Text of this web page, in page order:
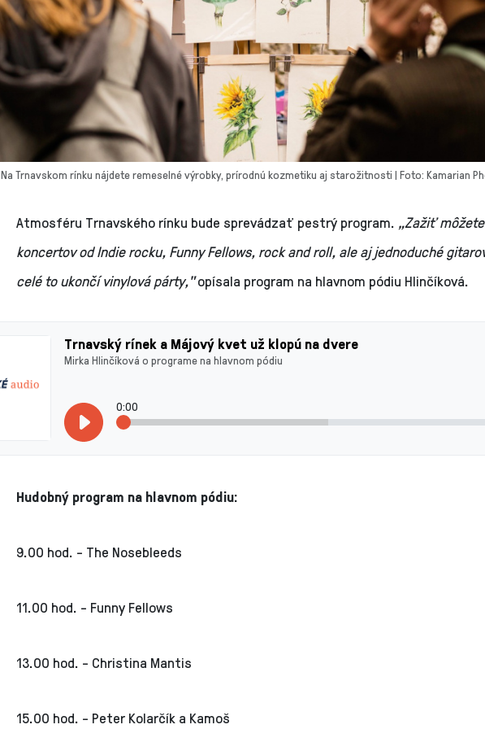
Na Trnavskom rínku nájdete remeselné výrobky, prírodnú kozmetiku aj starožitnosti | Foto: Kamarian
Atmosféru Trnavského rínku bude sprevádzať pestrý program. „Zažiť
koncertov od Indie rocku, Funny Fellows, rock and roll, ale aj jednoduché
celé to ukončí vinylová párty,"opísala program na hlavnom pódiu Hlinčíková.
Trnavský rínek a Májový kvet už klopú na dvere
Mirka Hlinčíková o programe na hlavnom pódiu
0:00
Hudobný program na hlavnom pódiu:
9.00 hod. - The Nosebleeds
11.00 hod. - Funny Fellows
13.00 hod. - Christina Mantis
15.00 hod. - Peter Kolarčík a Kamoš